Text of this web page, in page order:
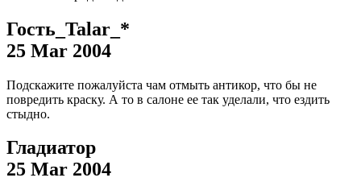
Гость_Talar_*
25 Mar 2004
Подскажите пожалуйста чам отмыть антикор, что бы не
повредить краску. А то в салоне ее так уделали, что ездить
стыдно.
Гладиатор
25 Mar 2004